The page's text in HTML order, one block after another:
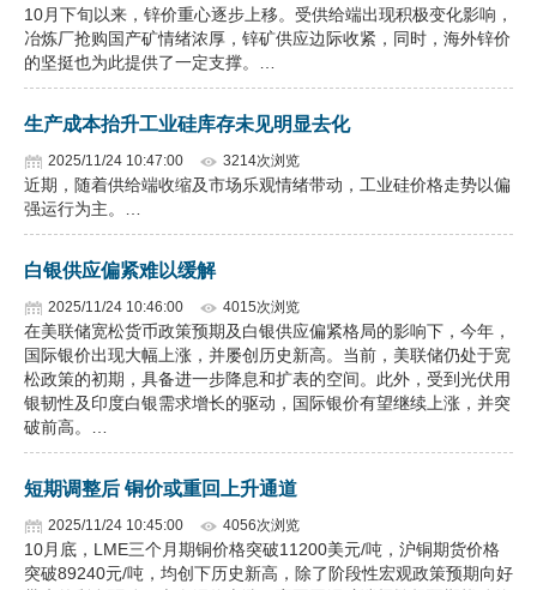
10月下旬以来，锌价重心逐步上移。受供给端出现积极变化影响，
冶炼厂抢购国产矿情绪浓厚，锌矿供应边际收紧，同时，海外锌价
的坚挺也为此提供了一定支撑。…
生产成本抬升工业硅库存未见明显去化
2025/11/24 10:47:00 3214次浏览
近期，随着供给端收缩及市场乐观情绪带动，工业硅价格走势以偏
强运行为主。…
白银供应偏紧难以缓解
2025/11/24 10:46:00 4015次浏览
在美联储宽松货币政策预期及白银供应偏紧格局的影响下，今年，
国际银价出现大幅上涨，并屡创历史新高。当前，美联储仍处于宽
松政策的初期，具备进一步降息和扩表的空间。此外，受到光伏用
银韧性及印度白银需求增长的驱动，国际银价有望继续上涨，并突
破前高。…
短期调整后 铜价或重回上升通道
2025/11/24 10:45:00 4056次浏览
10月底，LME三个月期铜价格突破11200美元/吨，沪铜期货价格
突破89240元/吨，均创下历史新高，除了阶段性宏观政策预期向好